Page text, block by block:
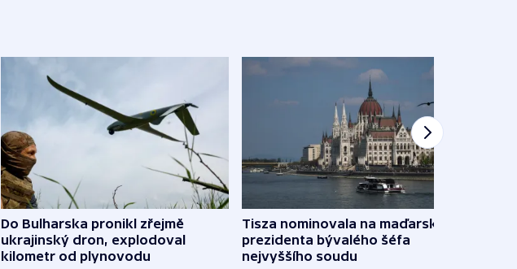
Do Bulharska pronikl zřejmě
ukrajinský dron, explodoval
kilometr od plynovodu
Tisza nominovala na maďarského
prezidenta bývalého šéfa
nejvyššího soudu